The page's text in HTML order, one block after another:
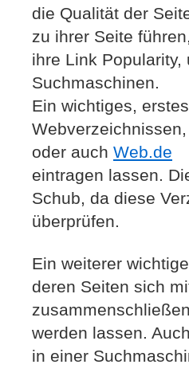
die Qualität der
zu ihrer Seite
ihre Link
Suchmaschinen.
Ein wichtiges,
oder auch Web.de
eintragen lassen.
Schub, da diese
überprüfen.
Ein weiterer
deren Seiten sich
werden lassen.
in einer